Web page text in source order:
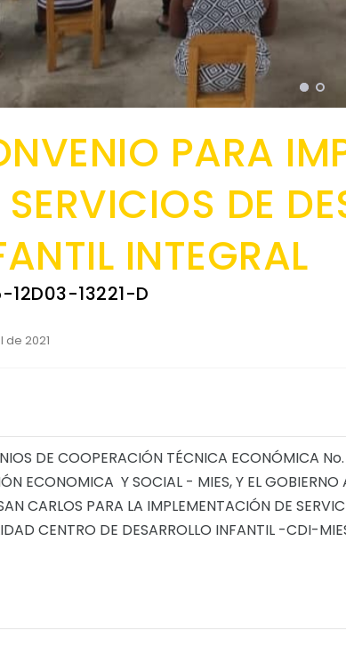
PARA
SERVICIOS DE
INTEGRAL
12D03-13221-D
de 2021
DE COOPERACIÓN TÉCNICA ECONÓMICA
ECONOMICA Y SOCIAL - MIES, Y EL
CARLOS PARA LA IMPLEMENTACIÓN DE
CENTRO DE DESARROLLO INFANTIL -CDI-